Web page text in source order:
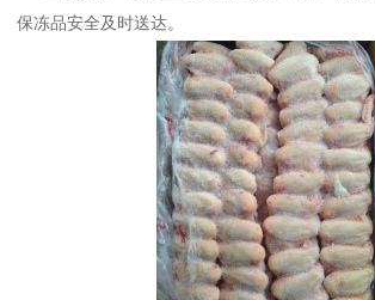
保冻品安全及时送达。